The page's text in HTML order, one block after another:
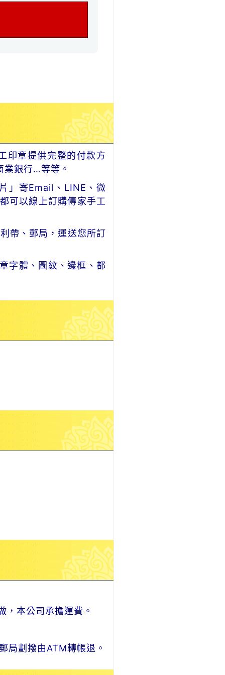
印章提供完整的付款方
業銀行…等等。
」寄Email、LINE、微
可以線上訂購傳家手工
帶、郵局，運送您所訂
字體、圖紋、邊框、都
本公司承擔運費。
局劃撥由ATM轉帳退。